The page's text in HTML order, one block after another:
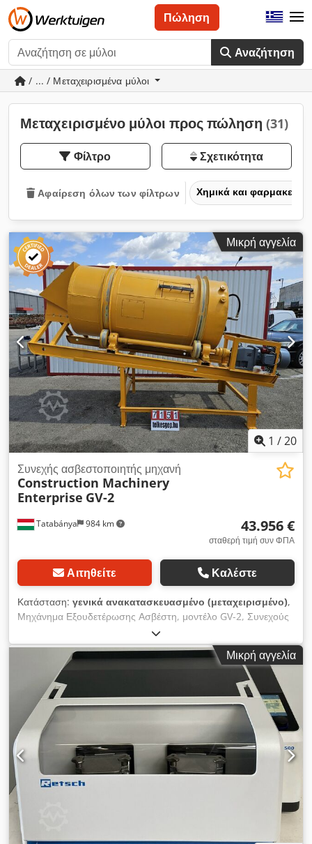
Αναζήτηση
Πώληση
/ ... / Μεταχειρισμένα μύλοι
Μεταχειρισμένο μύλοι προς πώληση (31)
Φίλτρο Σχετικότητα
Αφαίρεση όλων των φίλτρων Χημικά και
Μικρή αγγελία
1 /20
Tatabánya 984 km
Συνεχής ασβεστοποιητής μηχανή
Construction Machinery
Enterprise GV-2
43.956 €
σταθερή τιμή συν ΦΠΑ
Αιτηθείτε Καλέστε
Κατάσταση: γενικά ανακατασκευασμένο (μεταχειρισμένο),
Μηχάνημα Εξουδετέρωσης Ασβέστη, μοντέλο GV-2, Συνεχούς
Λειτουργίας, για Γρήγορη Εξουδετέρωση Ασβέστη,
Μεταχειρισμένο Κατασκευαστής: Επιχείρηση Κατασκευαστικών
Μηχανημάτων - Διαθέτει άδεια Τύπος: GV-2 Χώρα προέλευσης:
Βουλγαρία Βάρος: 1.300 kg Cjdpfx Agozpxkqogjrf
Χωρητικότητα: Για ασβέστη που εξουδετερώνεται γρήγορα: 2
τόνοι/ώρα Για ασβέστη που εξουδετερώνεται αργά: 1,5 τόνοι/
ώρα Τεχνικά χαρακτηριστικά: Ταχύτητα κυλίνδρου: 10 στροφές
ανά λεπτό Ηλεκτρικός κινητήρας: 8 kW, 68 στροφές ανά λεπτό
Η δομή του μηχανήματος και τα εξαρτήματά του έχουν
ανακατασκευαστεί: Κύριο σώμα δεξαμενής και τμήμα
περιβλήματος νερού, ρουλεμάν, ηλεκτρικός κινητήρας (νέος),
πλαίσιο μηχανήματος. Επιπλέον, έχει τοποθετηθεί νέα,
σύγχρονη περιστροφική άρθρωση στην πλευρά της εισόδου
νερού.
Μικρή αγγελία